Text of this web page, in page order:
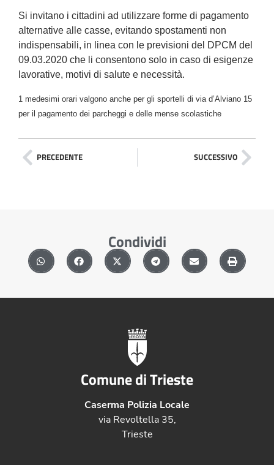
Si invitano i cittadini ad utilizzare forme di pagamento
alternative alle casse, evitando spostamenti non
indispensabili, in linea con le previsioni del DPCM del
09.03.2020 che li consentono solo in caso di esigenze
lavorative, motivi di salute e necessità.
1 medesimi orari valgono anche per gli sportelli di via d’Alviano 15
per il pagamento dei parcheggi e delle mense scolastiche
PRECEDENTE SUCCESSIVO
Condividi
Comune di Trieste
Caserma Polizia Locale
via Revoltella 35,
Trieste